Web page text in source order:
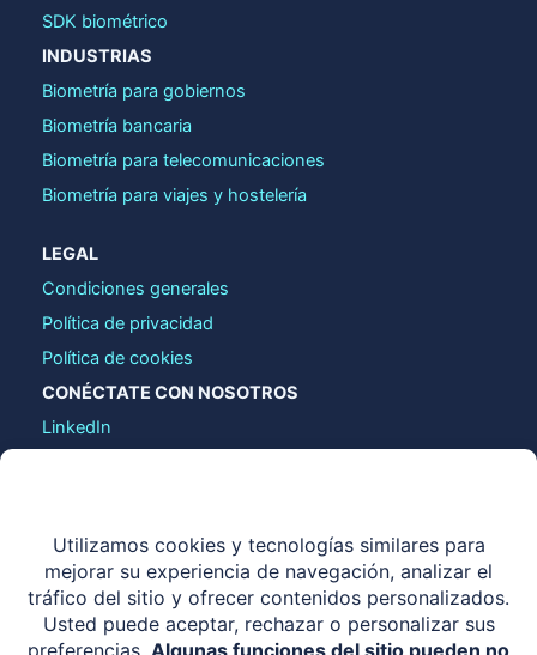
SDK biométrico
INDUSTRIAS
Biometría para gobiernos
Biometría bancaria
Biometría para telecomunicaciones
Biometría para viajes y hostelería
LEGAL
Condiciones generales
Política de privacidad
Política de cookies
CONÉCTATE CON NOSOTROS
LinkedIn
COPYRIGHT © 2026 IDENTY.IO